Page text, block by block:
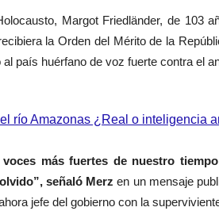
Margot Friedländer, de 103
la Orden del Mérito de la
país huérfano de voz fuerte contra el
río Amazonas ¿Real o inteligencia
más fuertes de nuestro
señaló Merzen un mensaje
jefe del gobierno con la